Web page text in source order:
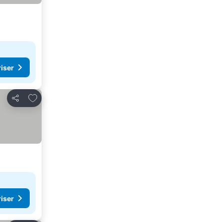
Del
Føj til favoritter